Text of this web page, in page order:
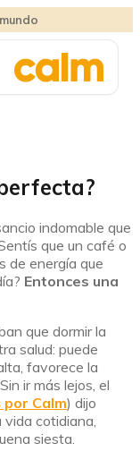
indomable que
que un café o
de energía que
Entonces una
que dormir la
salud: puede
favorece la
ir más lejos, el
Calm) dijo
cotidiana,
siesta.